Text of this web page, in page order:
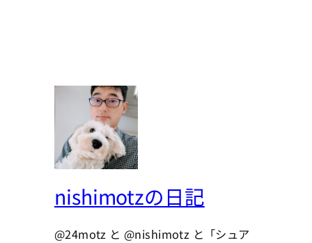
nishimotzの日記
@24motz と @nishimotz と「シュア